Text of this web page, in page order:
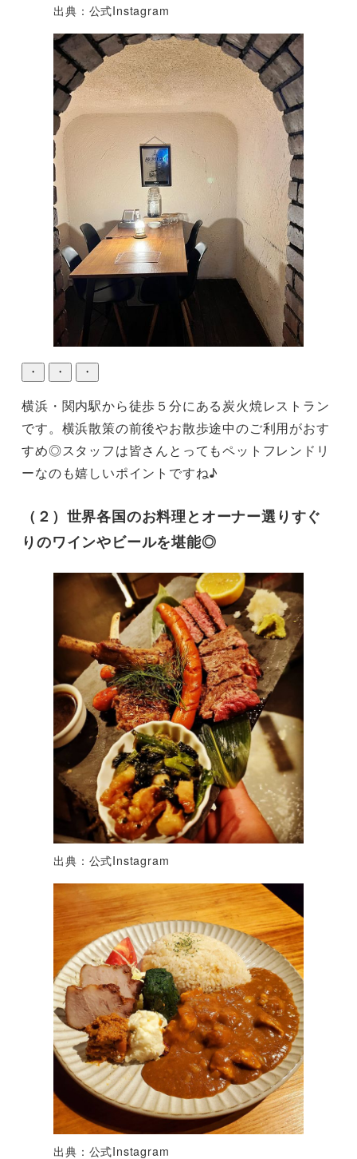
出典：公式Instagram
・ ・ ・
横浜・関内駅から徒歩５分にある炭火焼レストラン
です。横浜散策の前後やお散歩途中のご利用がおす
すめ◎スタッフは皆さんとってもペットフレンドリ
ーなのも嬉しいポイントですね♪
（２）世界各国のお料理とオーナー選りすぐ
りのワインやビールを堪能◎
出典：公式Instagram
出典：公式Instagram